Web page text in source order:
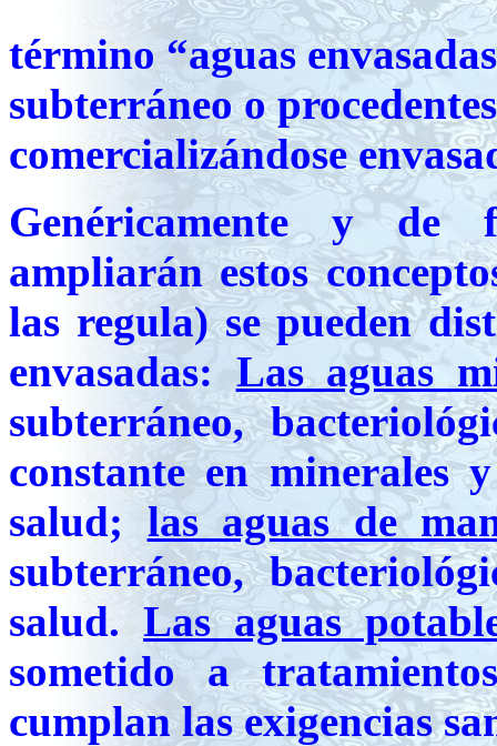
término “aguas
subterráneo o
comercializándose
Genéricamente y de
ampliarán estos
las regula) se pueden
envasadas: Las aguas
subterráneo,
constante en minerales
salud; las aguas de
subterráneo,
salud.Las aguas
sometido a
cumplan las exigencias